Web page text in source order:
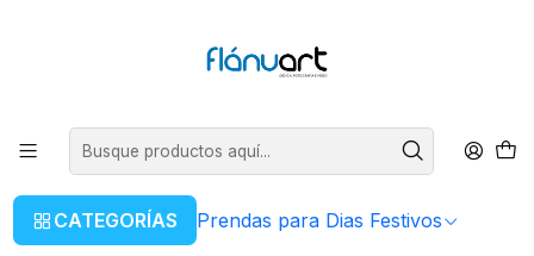
CATEGORÍAS Prendas para Dias Festivos
Artigos Personalizados